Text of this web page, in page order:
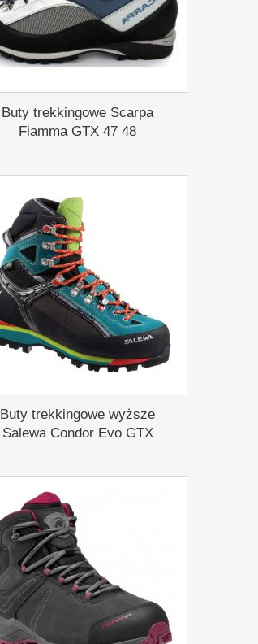
Buty trekkingowe Scarpa
Fiamma GTX 47 48
Buty trekkingowe wyższe
Salewa Condor Evo GTX